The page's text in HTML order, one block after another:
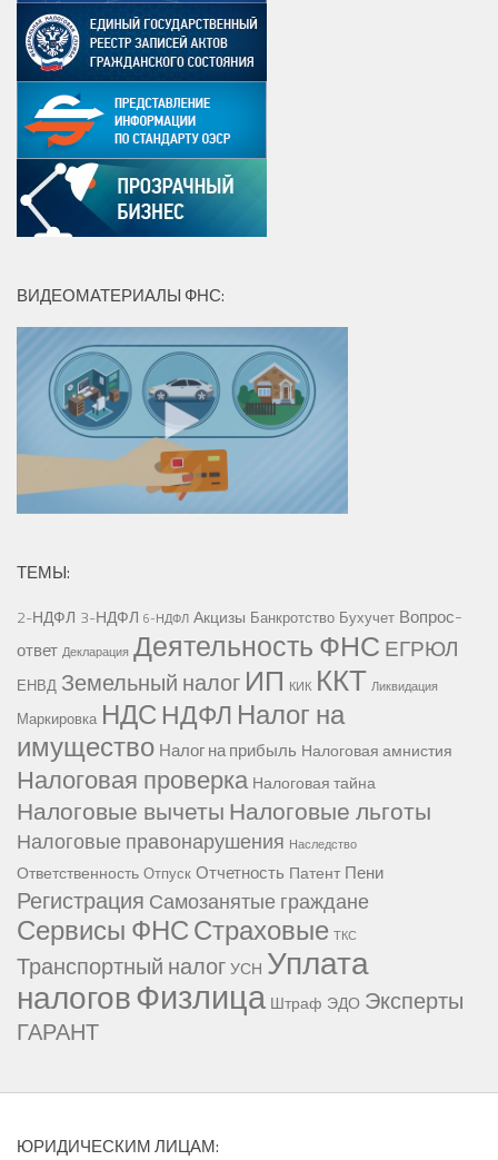
ВИДЕОМАТЕРИАЛЫ ФНС:
ТЕМЫ:
2-НДФЛ 3-НДФЛ 6-НДФЛ Акцизы Банкротство Бухучет Вопрос-
ответ Декларация Деятельность ФНС ЕГРЮЛ
ЕНВД Земельный налог ИП КИК ККТ Ликвидация
Маркировка НДС НДФЛ Налог на
имущество Налог на прибыль Налоговая амнистия
Налоговая проверка Налоговая тайна
Налоговые вычетыНалоговые льготы
Налоговые правонарушения Наследство
Ответственность Отпуск Отчетность Патент Пени
Регистрация Самозанятые граждане
Сервисы ФНССтраховые ТКС
Транспортный налогУСН Уплата
налоговФизлица Штраф ЭДО Эксперты
ГАРАНТ
ЮРИДИЧЕСКИМ ЛИЦАМ: